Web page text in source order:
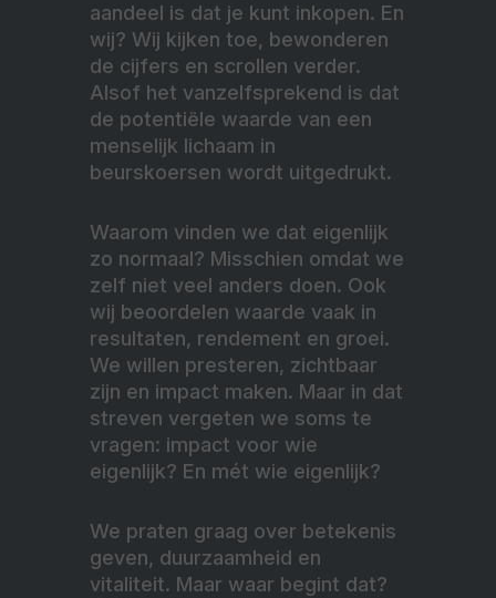
aandeel is dat je kunt inkopen. En
wij? Wij kijken toe, bewonderen
de cijfers en scrollen verder.
Alsof het vanzelfsprekend is dat
de potentiële waarde van een
menselijk lichaam in
beurskoersen wordt uitgedrukt.
Waarom vinden we dat eigenlijk
zo normaal? Misschien omdat we
zelf niet veel anders doen. Ook
wij beoordelen waarde vaak in
resultaten, rendement en groei.
We willen presteren, zichtbaar
zijn en impact maken. Maar in dat
streven vergeten we soms te
vragen: impact voor wie
eigenlijk? En mét wie eigenlijk?
We praten graag over betekenis
geven, duurzaamheid en
vitaliteit. Maar waar begint dat?